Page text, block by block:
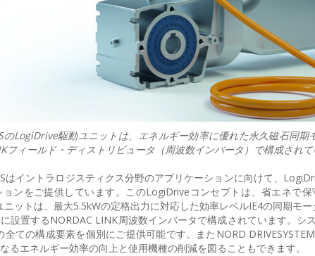
のLogiDrive駆動ユニットは、エネルギー効率に優れた永久磁石同
フィールド・ディストリビュータ（周波数インバータ）で構成されて
はイントラロジスティクス分野のアプリケーションに向けて、
ョンをご提供しています。このLogiDriveコンセプトは、省エネで
ットは、最大5.5kWの定格出力に対応した効率レベルIE4の同期モ
設置するNORDAC LINK周波数インバータで構成されています。シ
ての構成要素を個別にご提供可能です。またNORD
るエネルギー効率の向上と使用機種の削減を図ることもできます。